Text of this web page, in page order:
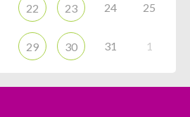
22 23 24 25
29 30 31 1